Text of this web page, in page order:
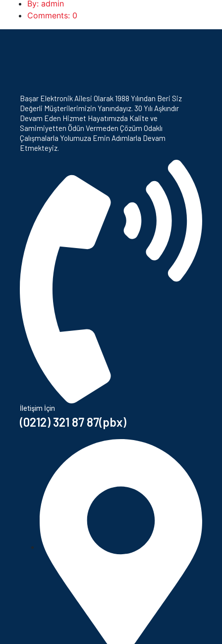
By: admin
Comments: 0
Başar Elektronik Ailesi Olarak 1988 Yılından Beri Siz
Değerli Müşterilerimizin Yanındayız. 30 Yılı Aşkındır
Devam Eden Hizmet Hayatımızda Kalite ve
Samimiyetten Ödün Vermeden Çözüm Odaklı
Çalışmalarla Yolumuza Emin Adımlarla Devam
Etmekteyiz.
İletişim İçin
(0212) 321 87 87(pbx)